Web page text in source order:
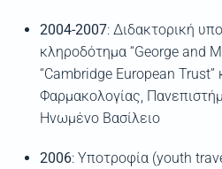
2004-2007: Διδακτορική
κληροδότημα “George and
“Cambridge European Trust”
Φαρμακολογίας,
Ηνωμένο Βασίλειο
2006: Υποτροφία (youth